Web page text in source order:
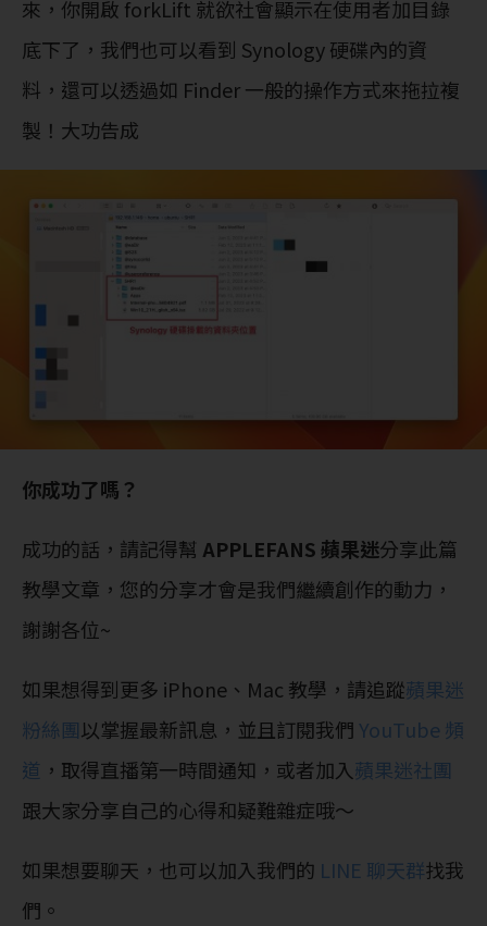
來，你開啟 forkLift 就欲社會顯示在使用者加目錄
底下了，我們也可以看到 Synology 硬碟內的資
料，還可以透過如 Finder 一般的操作方式來拖拉複
製！大功告成
你成功了嗎？
成功的話，請記得幫 APPLEFANS 蘋果迷分享此篇
教學文章，您的分享才會是我們繼續創作的動力，
謝謝各位~
如果想得到更多 iPhone、Mac 教學，請追蹤蘋果迷
粉絲團以掌握最新訊息，並且訂閱我們 YouTube 頻
道 ，取得直播第一時間通知，或者加入蘋果迷社團
跟大家分享自己的心得和疑難雜症哦～
如果想要聊天，也可以加入我們的 LINE 聊天群找我
們。